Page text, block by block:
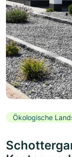
Ökologische